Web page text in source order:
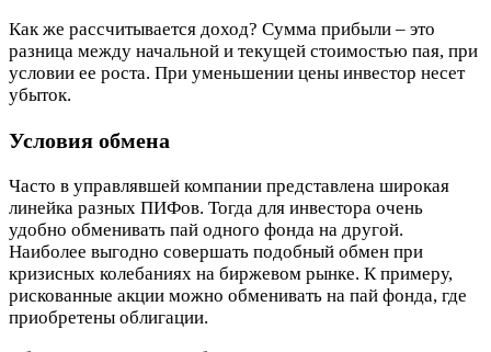
Как же рассчитывается доход? Сумма прибыли – это
разница между начальной и текущей стоимостью пая, при
условии ее роста. При уменьшении цены инвестор несет
убыток.
Условия обмена
Часто в управлявшей компании представлена широкая
линейка разных ПИФов. Тогда для инвестора очень
удобно обменивать пай одного фонда на другой.
Наиболее выгодно совершать подобный обмен при
кризисных колебаниях на биржевом рынке. К примеру,
рискованные акции можно обменивать на пай фонда, где
приобретены облигации.